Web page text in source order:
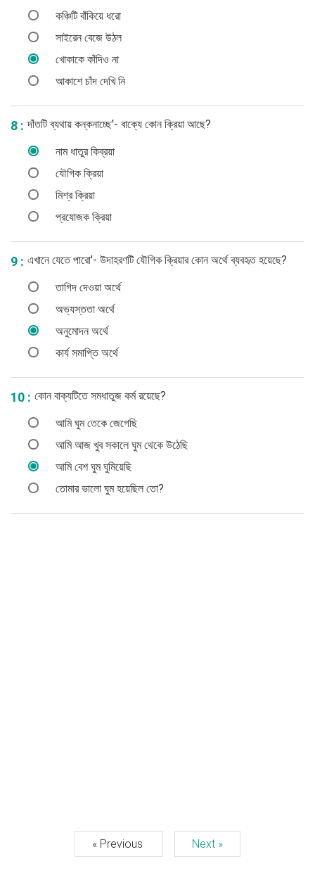
কঞ্চিটি বাঁকিয়ে ধরো
সাইরেন বেজে উঠল
খোকাকে কাঁদিও না
আকাশে চাঁদ দেখি নি
8 : দাঁতটি ব্যথায় কন্‌কনাচ্ছে'- বাক্যে কোন ক্রিয়া আছে?
নাম ধাতুর কিব্রয়া
যৌগিক ক্রিয়া
মিশ্র ক্রিয়া
প্রযোজক ক্রিয়া
9 : এখানে যেতে পারো'- উদাহরণটি যৌগিক ক্রিয়ার কোন অর্থে ব্যবহৃত হয়েছে?
তাগিদ দেওয়া অর্থে
অভ্যস্ততা অর্থে
অনুমোদন অর্থে
কার্য সমাপ্তি অর্থে
10 : কোন বাক্যটিতে সমধাতুজ কর্ম রয়েছে?
আমি ঘুম তেকে জেগেছি
আমি আজ খুব সকালে ঘুম থেকে উঠেছি
আমি বেশ ঘুম ঘুমিয়েছি
তোমার ভালো ঘুম হয়েছিল তো?
« Previous Next »